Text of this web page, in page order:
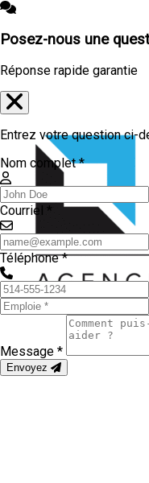
Posez-nous une
Réponse rapide garantie
Entrez votre question ci-
Nom complet *
Courriel *
Téléphone *
Message *
Envoyez